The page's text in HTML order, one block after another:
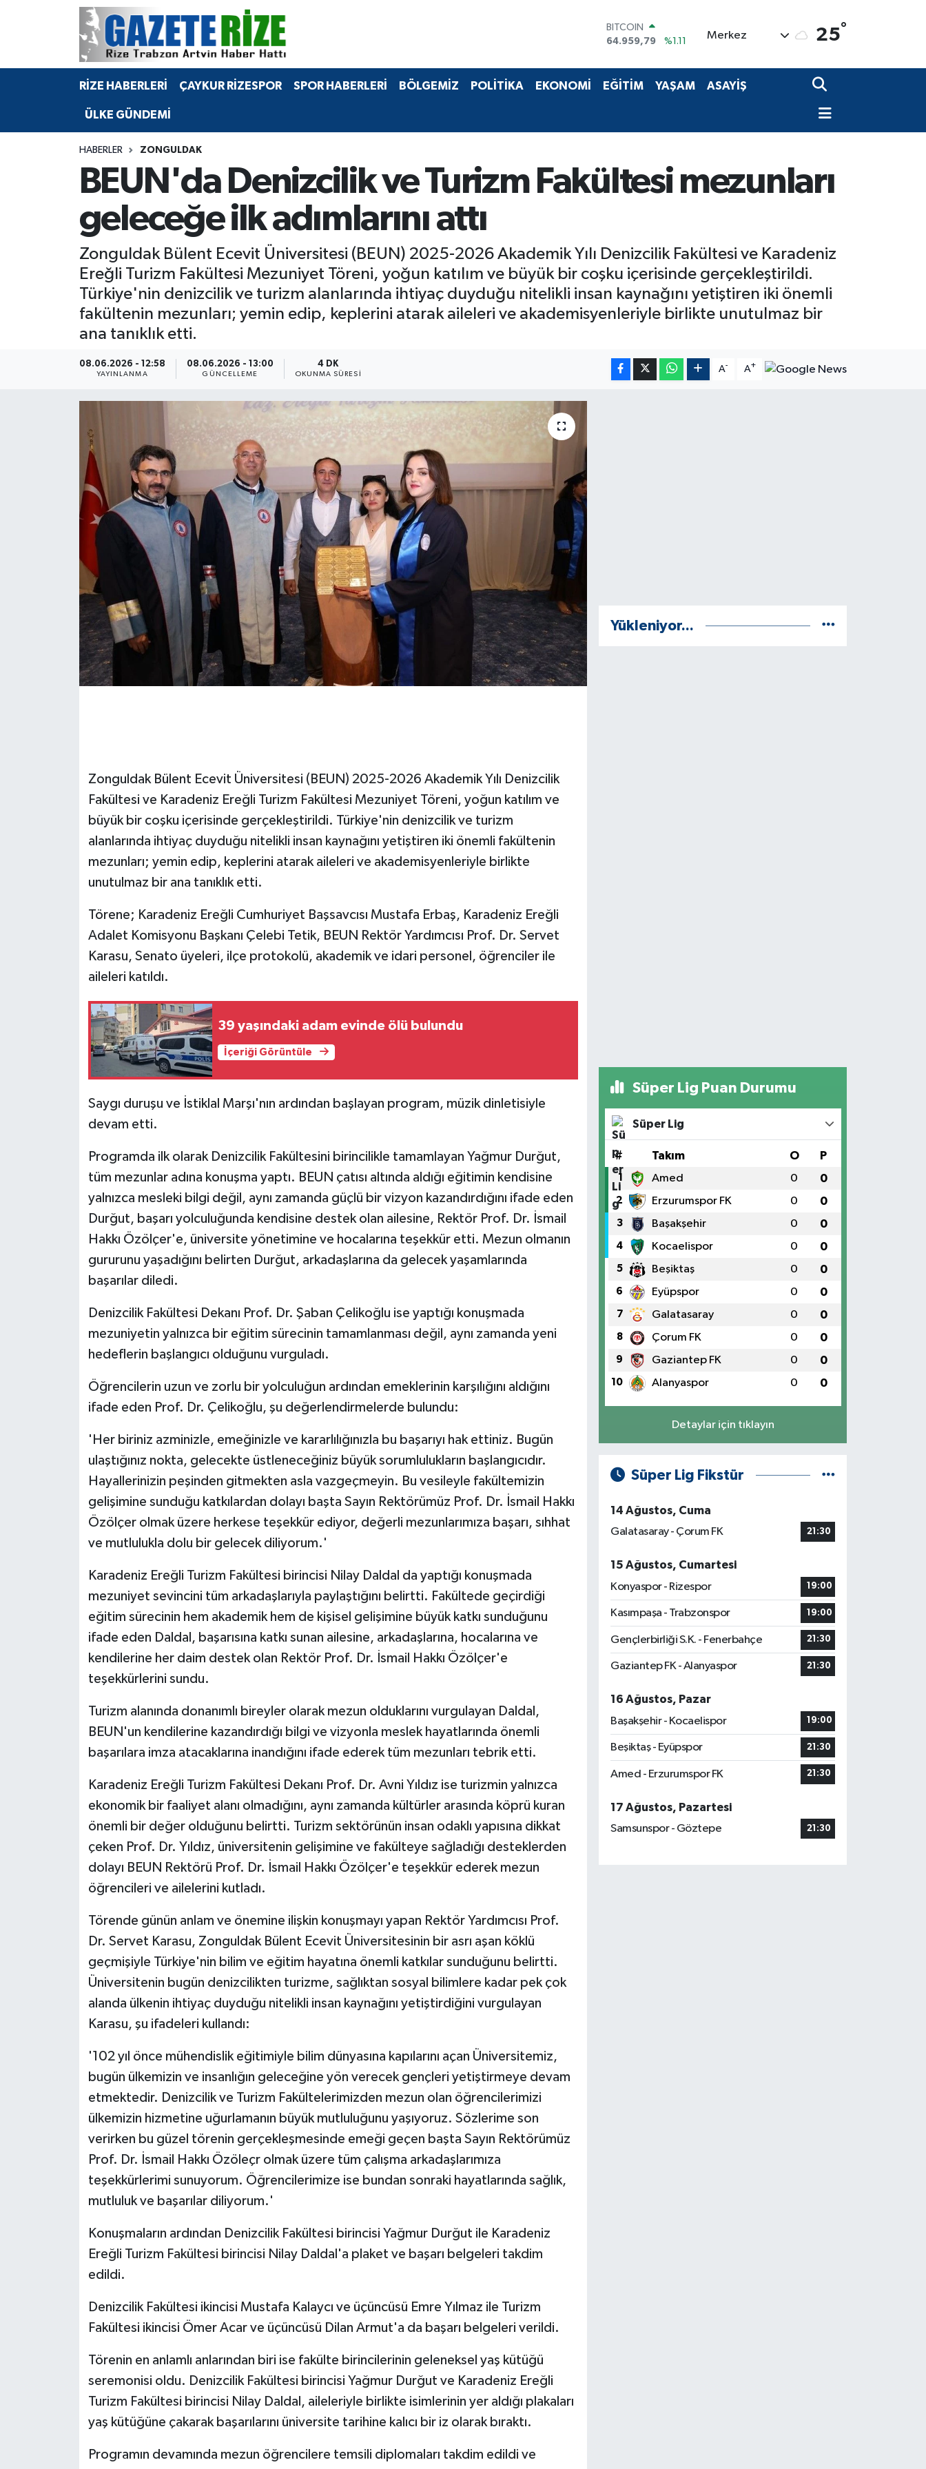
55,2510
%0.32
GRAM ALTIN
13.779
%-14
Merkez 25°
RİZE HABERLERİ ÇAYKUR RİZESPOR SPOR HABERLERİ BÖLGEMİZ POLİTİKA EKONOMİ EĞİTİM YAŞAM ASAYİŞ
ÜLKE GÜNDEMİ
HABERLER ZONGULDAK
BEUN'da Denizcilik ve Turizm Fakültesi mezunları
geleceğe ilk adımlarını attı
Zonguldak Bülent Ecevit Üniversitesi (BEUN) 2025-2026 Akademik Yılı Denizcilik Fakültesi ve Karadeniz
Ereğli Turizm Fakültesi Mezuniyet Töreni, yoğun katılım ve büyük bir coşku içerisinde gerçekleştirildi.
Türkiye'nin denizcilik ve turizm alanlarında ihtiyaç duyduğu nitelikli insan kaynağını yetiştiren iki önemli
fakültenin mezunları; yemin edip, keplerini atarak aileleri ve akademisyenleriyle birlikte unutulmaz bir
ana tanıklık etti.
08.06.2026 - 12:58
YAYINLANMA
08.06.2026 - 13:00
GÜNCELLEME
4 DK
OKUNMA SÜRESI
A- A+
Zonguldak Bülent Ecevit Üniversitesi (BEUN) 2025-2026 Akademik Yılı Denizcilik
Fakültesi ve Karadeniz Ereğli Turizm Fakültesi Mezuniyet Töreni, yoğun katılım ve
büyük bir coşku içerisinde gerçekleştirildi. Türkiye'nin denizcilik ve turizm
alanlarında ihtiyaç duyduğu nitelikli insan kaynağını yetiştiren iki önemli fakültenin
mezunları; yemin edip, keplerini atarak aileleri ve akademisyenleriyle birlikte
unutulmaz bir ana tanıklık etti.
Törene; Karadeniz Ereğli Cumhuriyet Başsavcısı Mustafa Erbaş, Karadeniz Ereğli
Adalet Komisyonu Başkanı Çelebi Tetik, BEUN Rektör Yardımcısı Prof. Dr. Servet
Karasu, Senato üyeleri, ilçe protokolü, akademik ve idari personel, öğrenciler ile
aileleri katıldı.
39 yaşındaki adam evinde ölü bulundu
İçeriği Görüntüle
Saygı duruşu ve İstiklal Marşı'nın ardından başlayan program, müzik dinletisiyle
devam etti.
Programda ilk olarak Denizcilik Fakültesini birincilikle tamamlayan Yağmur Durğut,
tüm mezunlar adına konuşma yaptı. BEUN çatısı altında aldığı eğitimin kendisine
yalnızca mesleki bilgi değil, aynı zamanda güçlü bir vizyon kazandırdığını ifade eden
Durğut, başarı yolculuğunda kendisine destek olan ailesine, Rektör Prof. Dr. İsmail
Hakkı Özölçer'e, üniversite yönetimine ve hocalarına teşekkür etti. Mezun olmanın
gururunu yaşadığını belirten Durğut, arkadaşlarına da gelecek yaşamlarında
başarılar diledi.
Denizcilik Fakültesi Dekanı Prof. Dr. Şaban Çelikoğlu ise yaptığı konuşmada
mezuniyetin yalnızca bir eğitim sürecinin tamamlanması değil, aynı zamanda yeni
hedeflerin başlangıcı olduğunu vurguladı.
Öğrencilerin uzun ve zorlu bir yolculuğun ardından emeklerinin karşılığını aldığını
ifade eden Prof. Dr. Çelikoğlu, şu değerlendirmelerde bulundu:
'Her biriniz azminizle, emeğinizle ve kararlılığınızla bu başarıyı hak ettiniz. Bugün
ulaştığınız nokta, gelecekte üstleneceğiniz büyük sorumlulukların başlangıcıdır.
Hayallerinizin peşinden gitmekten asla vazgeçmeyin. Bu vesileyle fakültemizin
gelişimine sunduğu katkılardan dolayı başta Sayın Rektörümüz Prof. Dr. İsmail Hakkı
Özölçer olmak üzere herkese teşekkür ediyor, değerli mezunlarımıza başarı, sıhhat
ve mutlulukla dolu bir gelecek diliyorum.'
Karadeniz Ereğli Turizm Fakültesi birincisi Nilay Daldal da yaptığı konuşmada
mezuniyet sevincini tüm arkadaşlarıyla paylaştığını belirtti. Fakültede geçirdiği
eğitim sürecinin hem akademik hem de kişisel gelişimine büyük katkı sunduğunu
ifade eden Daldal, başarısına katkı sunan ailesine, arkadaşlarına, hocalarına ve
kendilerine her daim destek olan Rektör Prof. Dr. İsmail Hakkı Özölçer'e
teşekkürlerini sundu.
Turizm alanında donanımlı bireyler olarak mezun olduklarını vurgulayan Daldal,
BEUN'un kendilerine kazandırdığı bilgi ve vizyonla meslek hayatlarında önemli
başarılara imza atacaklarına inandığını ifade ederek tüm mezunları tebrik etti.
Karadeniz Ereğli Turizm Fakültesi Dekanı Prof. Dr. Avni Yıldız ise turizmin yalnızca
ekonomik bir faaliyet alanı olmadığını, aynı zamanda kültürler arasında köprü kuran
önemli bir değer olduğunu belirtti. Turizm sektörünün insan odaklı yapısına dikkat
çeken Prof. Dr. Yıldız, üniversitenin gelişimine ve fakülteye sağladığı desteklerden
dolayı BEUN Rektörü Prof. Dr. İsmail Hakkı Özölçer'e teşekkür ederek mezun
öğrencileri ve ailelerini kutladı.
Törende günün anlam ve önemine ilişkin konuşmayı yapan Rektör Yardımcısı Prof.
Dr. Servet Karasu, Zonguldak Bülent Ecevit Üniversitesinin bir asrı aşan köklü
geçmişiyle Türkiye'nin bilim ve eğitim hayatına önemli katkılar sunduğunu belirtti.
Üniversitenin bugün denizcilikten turizme, sağlıktan sosyal bilimlere kadar pek çok
alanda ülkenin ihtiyaç duyduğu nitelikli insan kaynağını yetiştirdiğini vurgulayan
Karasu, şu ifadeleri kullandı:
'102 yıl önce mühendislik eğitimiyle bilim dünyasına kapılarını açan Üniversitemiz,
bugün ülkemizin ve insanlığın geleceğine yön verecek gençleri yetiştirmeye devam
etmektedir. Denizcilik ve Turizm Fakültelerimizden mezun olan öğrencilerimizi
ülkemizin hizmetine uğurlamanın büyük mutluluğunu yaşıyoruz. Sözlerime son
verirken bu güzel törenin gerçekleşmesinde emeği geçen başta Sayın Rektörümüz
Prof. Dr. İsmail Hakkı Özöleçr olmak üzere tüm çalışma arkadaşlarımıza
teşekkürlerimi sunuyorum. Öğrencilerimize ise bundan sonraki hayatlarında sağlık,
mutluluk ve başarılar diliyorum.'
Konuşmaların ardından Denizcilik Fakültesi birincisi Yağmur Durğut ile Karadeniz
Ereğli Turizm Fakültesi birincisi Nilay Daldal'a plaket ve başarı belgeleri takdim
edildi.
Denizcilik Fakültesi ikincisi Mustafa Kalaycı ve üçüncüsü Emre Yılmaz ile Turizm
Fakültesi ikincisi Ömer Acar ve üçüncüsü Dilan Armut'a da başarı belgeleri verildi.
Törenin en anlamlı anlarından biri ise fakülte birincilerinin geleneksel yaş kütüğü
seremonisi oldu. Denizcilik Fakültesi birincisi Yağmur Durğut ve Karadeniz Ereğli
Turizm Fakültesi birincisi Nilay Daldal, aileleriyle birlikte isimlerinin yer aldığı plakaları
yaş kütüğüne çakarak başarılarını üniversite tarihine kalıcı bir iz olarak bıraktı.
Programın devamında mezun öğrencilere temsili diplomaları takdim edildi ve
Yükleniyor...
Süper Lig Puan Durumu
Süper Lig
# Takım O P
1 Amed 0 0
2 Erzurumspor FK 0 0
3 Başakşehir 0 0
4 Kocaelispor 0 0
5 Beşiktaş 0 0
6 Eyüpspor 0 0
7 Galatasaray 0 0
8 Çorum FK 0 0
9 Gaziantep FK 0 0
10 Alanyaspor 0 0
Detaylar için tıklayın
Süper Lig Fikstür
14 Ağustos, Cuma
Galatasaray - Çorum FK
21:30
15 Ağustos, Cumartesi
Konyaspor - Rizespor
19:00
Kasımpaşa - Trabzonspor 19:00
Gençlerbirliği S.K. - Fenerbahçe 21:30
Gaziantep FK - Alanyaspor 21:30
16 Ağustos, Pazar
Başakşehir - Kocaelispor
19:00
Beşiktaş - Eyüpspor 21:30
Amed - Erzurumspor FK 21:30
17 Ağustos, Pazartesi
Samsunspor - Göztepe
21:30
BÖLGEMİZ
Bilim Teknoloji
Advertising news
Canlı Maç
Dış Haberler
EKONOMİ
English News
Flaş Haber
Gayrimenkul
GÜNDEM
İş Dünyası
Jandarma
KÜLTÜR SANAT
Otomobil
POLİTİKA
TEKNOLOJİ
ÜLKE GÜNDEMİ
Yerel Haberler
Merkez Nöbetçi Eczaneler
Merkez Hava Durumu
Merkez Trafik Yoğunluk Haritası
Tüm Manşetler
Son Dakika Haberleri
Haber Arşivi